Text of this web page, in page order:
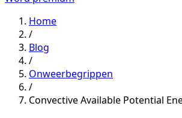
Home
/
Blog
/
Onweerbegrippen
/
Convective Available Potential